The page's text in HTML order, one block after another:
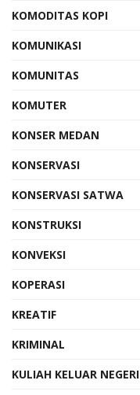
KOMODITAS KOPI
KOMUNIKASI
KOMUNITAS
KOMUTER
KONSER MEDAN
KONSERVASI
KONSERVASI SATWA
KONSTRUKSI
KONVEKSI
KOPERASI
KREATIF
KRIMINAL
KULIAH KELUAR NEGERI